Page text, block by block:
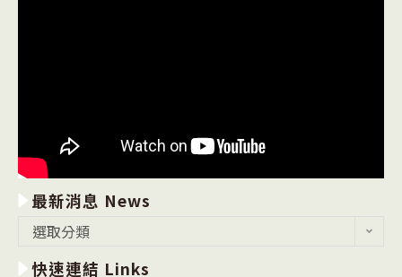
最新消息 News
消
選取分類
快速連結 Links